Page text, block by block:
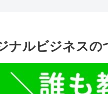
ナルビジネスの